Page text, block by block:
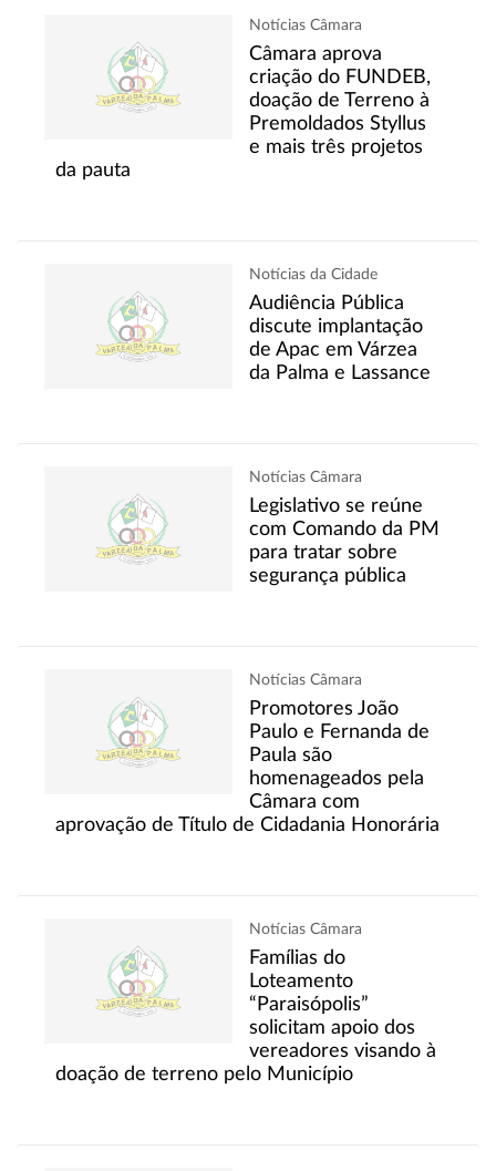
Notícias Câmara
Câmara aprova
criação do FUNDEB,
doação de Terreno à
Premoldados Styllus
e mais três projetos
da pauta
Notícias da Cidade
Audiência Pública
discute implantação
de Apac em Várzea
da Palma e Lassance
Notícias Câmara
Legislativo se reúne
com Comando da PM
para tratar sobre
segurança pública
Notícias Câmara
Promotores João
Paulo e Fernanda de
Paula são
homenageados pela
Câmara com
aprovação de Título de Cidadania Honorária
Notícias Câmara
Famílias do
Loteamento
“Paraisópolis”
solicitam apoio dos
vereadores visando à
doação de terreno pelo Município